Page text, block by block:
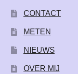
CONTACT
METEN
NIEUWS
OVER MIJ